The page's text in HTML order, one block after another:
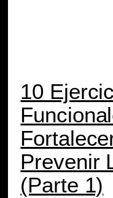
10
Prevenir
(Parte 1)